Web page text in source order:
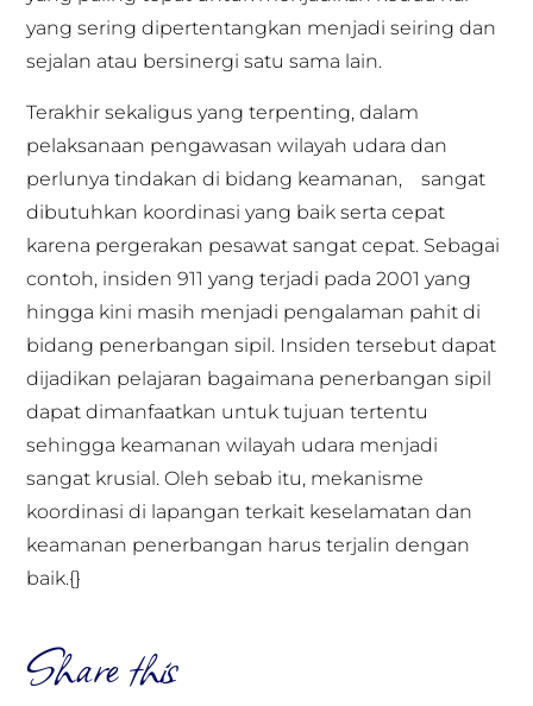
yang sering dipertentangkan menjadi seiring dan
sejalan atau bersinergi satu sama lain.
Terakhir sekaligus yang terpenting, dalam
pelaksanaan pengawasan wilayah udara dan
perlunya tindakan di bidang keamanan, sangat
dibutuhkan koordinasi yang baik serta cepat
karena pergerakan pesawat sangat cepat. Sebagai
contoh, insiden 911 yang terjadi pada 2001 yang
hingga kini masih menjadi pengalaman pahit di
bidang penerbangan sipil. Insiden tersebut dapat
dijadikan pelajaran bagaimana penerbangan sipil
dapat dimanfaatkan untuk tujuan tertentu
sehingga keamanan wilayah udara menjadi
sangat krusial. Oleh sebab itu, mekanisme
koordinasi di lapangan terkait keselamatan dan
keamanan penerbangan harus terjalin dengan
baik.{}
Share this